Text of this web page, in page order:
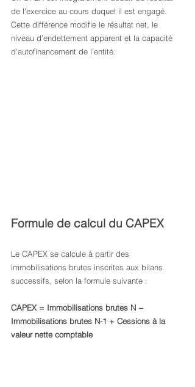
de l’exercice au cours duquel il est engagé.
Cette différence modifie le résultat net, le
niveau d’endettement apparent et la capacité
d’autofinancement de l’entité.
Formule de calcul du CAPEX
Le CAPEX se calcule à partir des
immobilisations brutes inscrites aux bilans
successifs, selon la formule suivante :
CAPEX = Immobilisations brutes N −
Immobilisations brutes N-1 + Cessions à la
valeur nette comptable